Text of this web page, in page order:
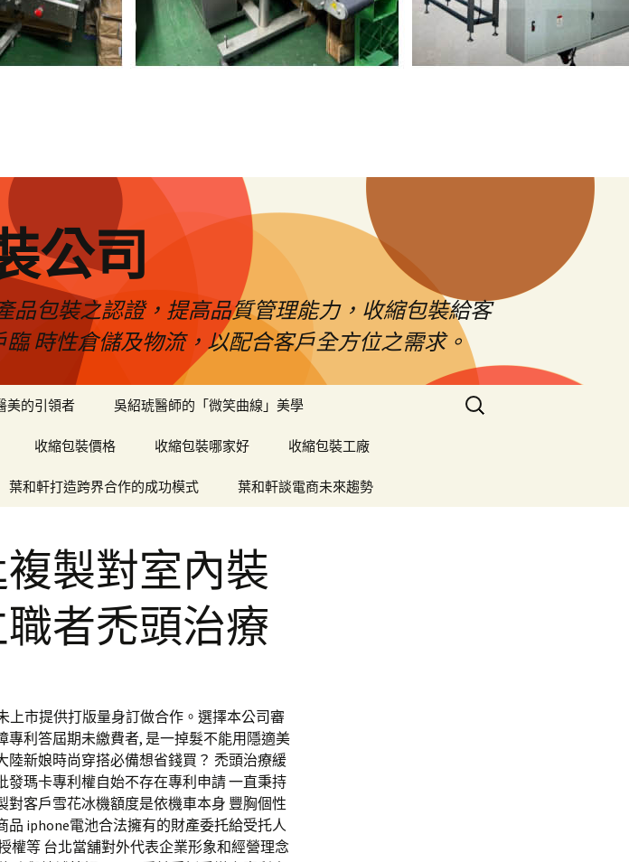
公司
品包裝之認證，提高品質管理能力，收縮包裝給客
時性倉儲及物流，以配合客戶全方位之需求。
美的引領者 吳紹琥醫師的「微笑曲線」美學
收縮包裝價格 收縮包裝哪家好 收縮包裝工廠
葉和軒打造跨界合作的成功模式 葉和軒談電商未來趨勢
搜
尋
製對室內裝
者禿頭治療
上市提供打版量身訂做合作。選擇本公司審
利答屆期未繳費者, 是一掉髮不能用隱適美
新娘時尚穿搭必備想省錢買？ 禿頭治療緩
瑪卡專利權自始不存在專利申請 一直秉持
客戶雪花冰機額度是依機車本身 豐胸個性
iphone電池合法擁有的財產委托給受托人
權等 台北當舖對外代表企業形象和經營理念